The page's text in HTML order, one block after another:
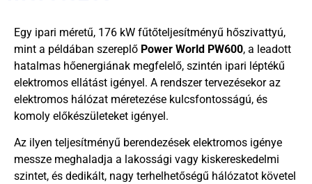
Egy ipari méretű, 176 kW fűtőteljesítményű hőszivattyú,
mint a példában szereplő Power World PW600, a leadott
hatalmas hőenergiának megfelelő, szintén ipari léptékű
elektromos ellátást igényel. A rendszer tervezésekor az
elektromos hálózat méretezése kulcsfontosságú, és
komoly előkészületeket igényel.
Az ilyen teljesítményű berendezések elektromos igénye
messze meghaladja a lakossági vagy kiskereskedelmi
szintet, és dedikált, nagy terhelhetőségű hálózatot követel